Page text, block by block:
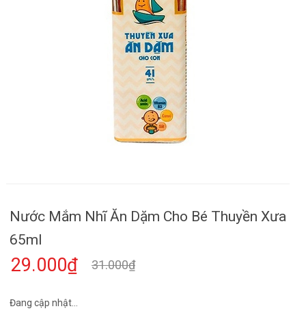
Nước Mắm Nhĩ Ăn Dặm Cho Bé Thuyền Xưa
65ml
29.000₫ 31.000₫
Đang cập nhật...